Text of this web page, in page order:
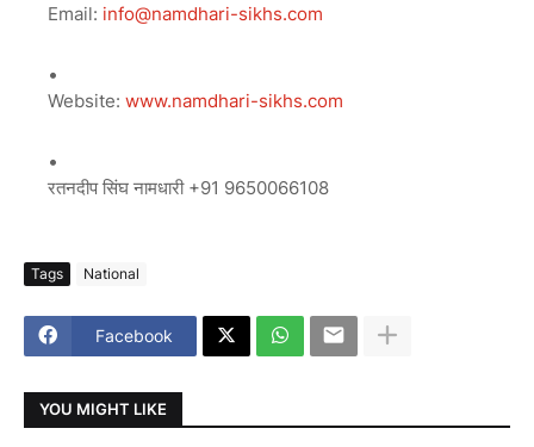
Email: info@namdhari-sikhs.com
Website: www.namdhari-sikhs.com
रतनदीप सिंघ नामधारी +91 9650066108
Tags National
Facebook
YOU MIGHT LIKE